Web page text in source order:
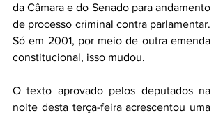
da Câmara e do Senado para andamento
de processo criminal contra parlamentar.
Só em 2001, por meio de outra emenda
constitucional, isso mudou.
O texto aprovado pelos deputados na
noite desta terça-feira acrescentou uma